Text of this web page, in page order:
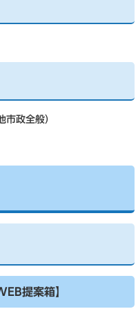
市政全般）
提案箱】